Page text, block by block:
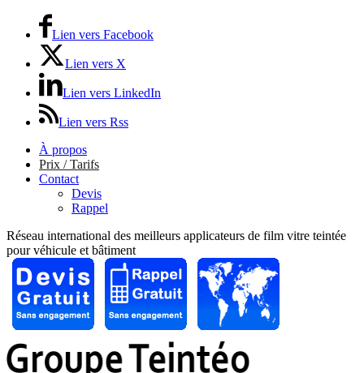
Lien vers Facebook
Lien vers X
Lien vers LinkedIn
Lien vers Rss
À propos
Prix / Tarifs
Contact
Devis
Rappel
Réseau international des meilleurs applicateurs de film vitre teintée
pour véhicule et bâtiment